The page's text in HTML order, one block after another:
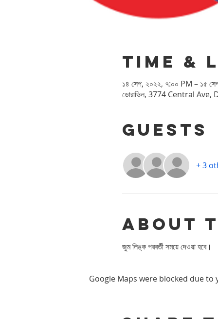
Time &
১৪ সেপ, ২০২২, ৭:০০ PM – ১৫
ডোরাভিল, 3774 Central
Guests
+ 3
About
জুম লিঙ্ক পরবর্তী সময়ে দেওয়া হবে।
Google Maps were blocked due